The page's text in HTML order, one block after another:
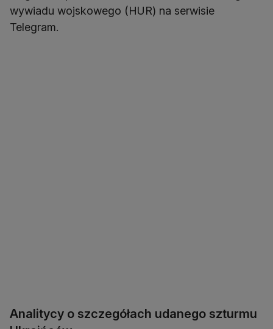
wywiadu wojskowego (HUR) na serwisie
Telegram.
Analitycy o szczegółach udanego szturmu